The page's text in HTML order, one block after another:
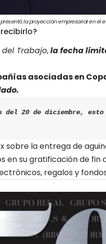
presentó la proyección empresarial en
del Trabajo,la fecha
asociadas en
del 20 de diciembre,
la entrega de
en su gratificación de fin
regalos y